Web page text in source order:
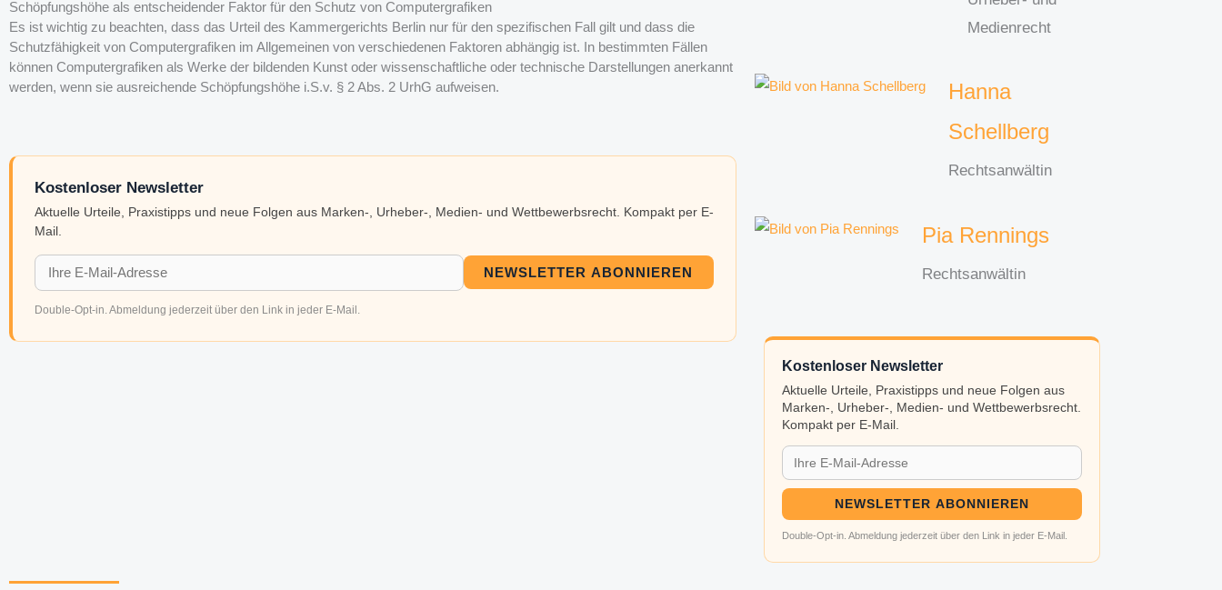
Schöpfungshöhe als entscheidender Faktor für den Schutz von Computergrafiken
Es ist wichtig zu beachten, dass das Urteil des Kammergerichts Berlin nur für den spezifischen Fall gilt und dass die
Schutzfähigkeit von Computergrafiken im Allgemeinen von verschiedenen Faktoren abhängig ist. In bestimmten Fällen
können Computergrafiken als Werke der bildenden Kunst oder wissenschaftliche oder technische Darstellungen anerkannt
werden, wenn sie ausreichende Schöpfungshöhe i.S.v. § 2 Abs. 2 UrhG aufweisen.
Kostenloser Newsletter
Aktuelle Urteile, Praxistipps und neue Folgen aus Marken-, Urheber-, Medien- und Wettbewerbsrecht. Kompakt per E-
Mail.
NEWSLETTER ABONNIEREN
Double-Opt-in. Abmeldung jederzeit über den Link in jeder E-Mail.
Medienrecht
Hanna
Schellberg
Rechtsanwältin
Pia Rennings
Rechtsanwältin
Kostenloser Newsletter
Aktuelle Urteile, Praxistipps und neue Folgen aus
Marken-, Urheber-, Medien- und Wettbewerbsrecht.
Kompakt per E-Mail.
NEWSLETTER ABONNIEREN
Double-Opt-in. Abmeldung jederzeit über den Link in jeder E-Mail.